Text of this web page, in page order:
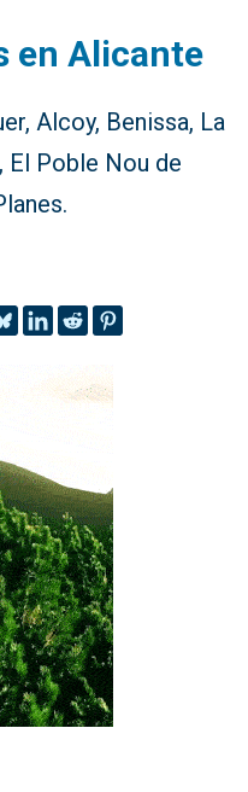
en Alicante
Alcoy, Benissa, La
El Poble Nou de